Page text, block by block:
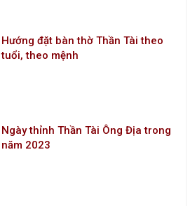
Hướng đặt bàn thờ Thần Tài theo
tuổi, theo mệnh
Ngày thỉnh Thần Tài Ông Địa trong
năm 2023